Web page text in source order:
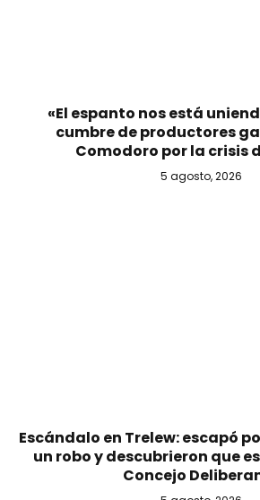
«El espanto nos está
cumbre de productores
Comodoro por la crisis
5 agosto, 2026
Escándalo en Trelew: escapó
un robo y descubrieron que
Concejo